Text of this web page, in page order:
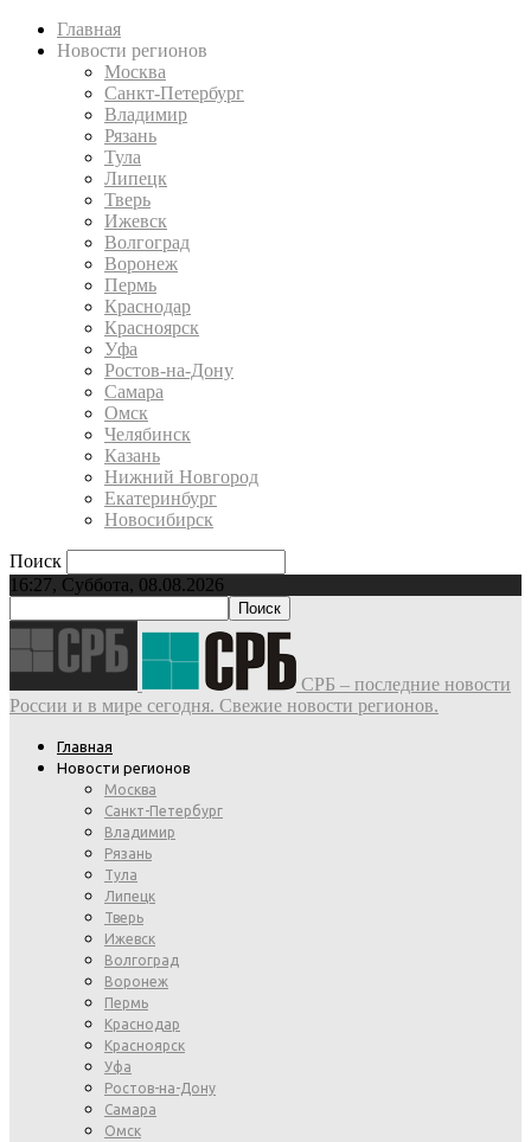
Главная
Новости регионов
Москва
Санкт-Петербург
Владимир
Рязань
Тула
Липецк
Тверь
Ижевск
Волгоград
Воронеж
Пермь
Краснодар
Красноярск
Уфа
Ростов-на-Дону
Самара
Омск
Челябинск
Казань
Нижний Новгород
Екатеринбург
Новосибирск
Поиск
16:27, Суббота, 08.08.2026
СРБ – последние новости
России и в мире сегодня. Свежие новости регионов.
Главная
Новости регионов
Москва
Санкт-Петербург
Владимир
Рязань
Тула
Липецк
Тверь
Ижевск
Волгоград
Воронеж
Пермь
Краснодар
Красноярск
Уфа
Ростов-на-Дону
Самара
Омск